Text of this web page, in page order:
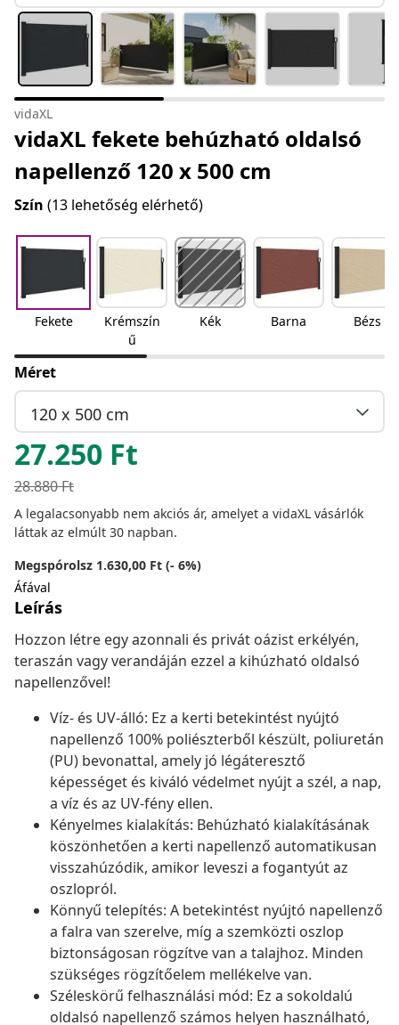
vidaXL
vidaXL fekete behúzható oldalsó
napellenző 120 x 500 cm
Szín (13 lehetőség elérhető)
Fekete
Krémszín
ű
Kék Barna Bézs
Méret
120 x 500 cm
27.250 Ft
28.880Ft
A legalacsonyabb nem akciós ár, amelyet a vidaXL vásárlók
láttak az elmúlt 30 napban.
Megspórolsz 1.630,00 Ft (- 6%)
Áfával
Leírás
Hozzon létre egy azonnali és privát oázist erkélyén,
teraszán vagy verandáján ezzel a kihúzható oldalsó
napellenzővel!
Víz- és UV-álló: Ez a kerti betekintést nyújtó
napellenző 100% poliészterből készült, poliuretán
(PU) bevonattal, amely jó légáteresztő
képességet és kiváló védelmet nyújt a szél, a nap,
a víz és az UV-fény ellen.
Kényelmes kialakítás: Behúzható kialakításának
köszönhetően a kerti napellenző automatikusan
visszahúzódik, amikor leveszi a fogantyút az
oszlopról.
Könnyű telepítés: A betekintést nyújtó napellenző
a falra van szerelve, míg a szemközti oszlop
biztonságosan rögzítve van a talajhoz. Minden
szükséges rögzítőelem mellékelve van.
Széleskörű felhasználási mód: Ez a sokoldalú
oldalsó napellenző számos helyen használható,